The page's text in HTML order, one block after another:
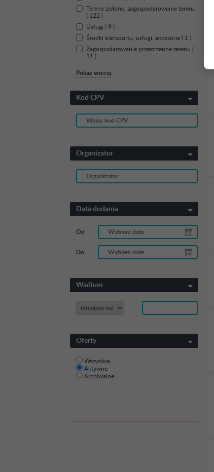
Tereny zielone, zagospodarowanie terenu
( 122 )
Usługi ( 9 )
Środki transportu, usługi, akcesoria ( 1 )
Zagospodarowanie przestrzenne terenu (
11 )
Pokaż wiecej
Kod CPV
Organizator
Data dodania
Od
Do
Wadium
Oferty
Wszystkie
Aktywne
Archiwalne